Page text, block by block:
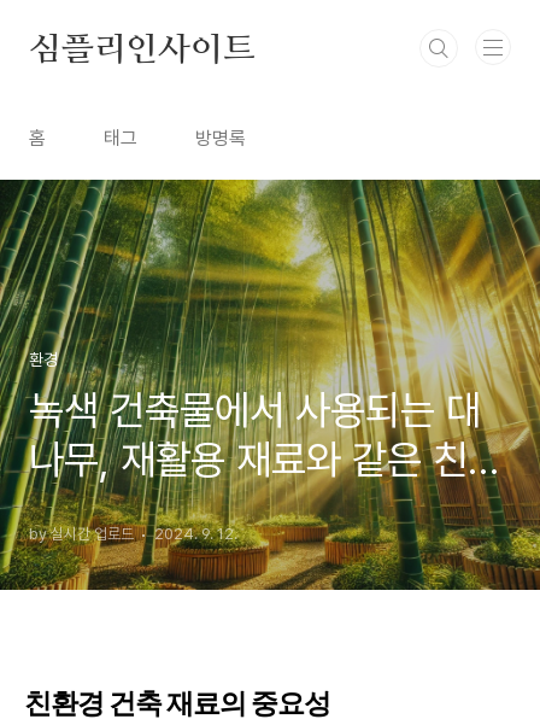
심플리인사이트
홈 태그 방명록
환경
녹색 건축물에서 사용되는 대
나무, 재활용 재료와 같은 친환
경 건축 재료 소개
by 실시간 업로드 2024. 9. 12.
친환경 건축 재료의 중요성